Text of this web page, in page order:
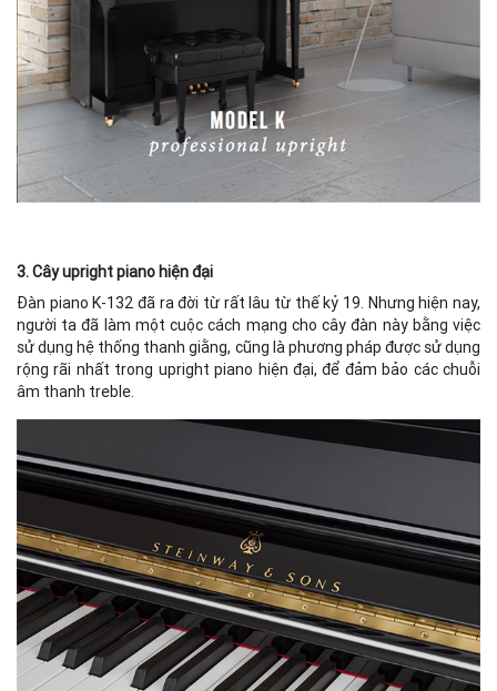
3. Cây upright piano hiện đại
Đàn piano K-132 đã ra đời từ rất lâu từ thế kỷ 19. Nhưng hiện nay,
người ta đã làm một cuộc cách mạng cho cây đàn này bằng việc
sử dụng hệ thống thanh giằng, cũng là phương pháp được sử dụng
rộng rãi nhất trong upright piano hiện đại, để đảm bảo các chuỗi
âm thanh treble.